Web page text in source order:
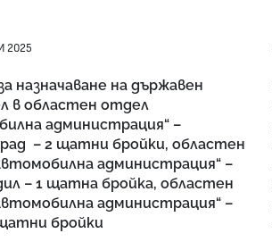
2025
назначаване на държавен
в областен отдел
администрация“ –
– 2 щатни бройки, областен
администрация“ –
– 1 щатна бройка, областен
администрация“ –
бройки